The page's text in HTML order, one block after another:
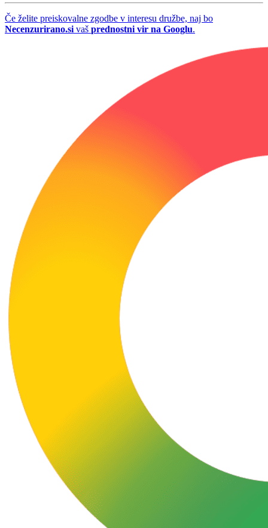
Če želite preiskovalne zgodbe v interesu družbe, naj bo
Necenzurirano.si vaš prednostni vir na Googlu.